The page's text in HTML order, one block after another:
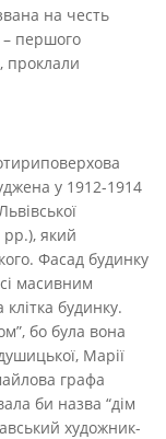
на честь
– першого
проклали
у 1912-1914
рр.), який
Фасад будинку
масивним
будинку.
бо була вона
Марії
графа
би назва “дім
художник-